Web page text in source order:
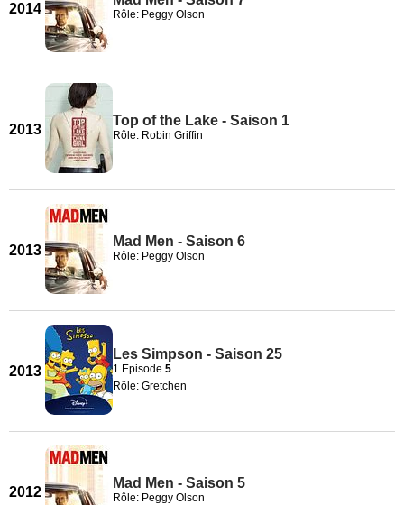
2014 Rôle: Peggy Olson
2013
Top of the Lake - Saison 1
Rôle: Robin Griffin
2013
Mad Men - Saison 6
Rôle: Peggy Olson
2013
Les Simpson - Saison 25
1 Episode 5
Rôle: Gretchen
2012
Mad Men - Saison 5
Rôle: Peggy Olson